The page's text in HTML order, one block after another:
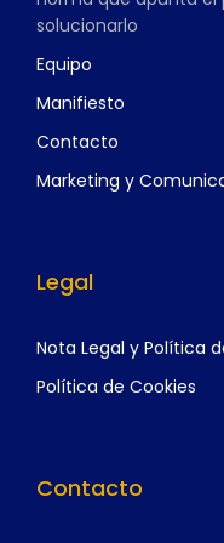
solucionarlo
Equipo
Manifiesto
Contacto
Marketing y
Legal
Nota Legal y Política
Política de Cookies
Contacto